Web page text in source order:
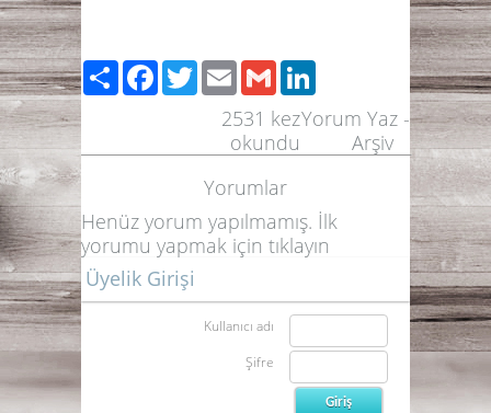
ShareFacebook
TwitterEmailGmail
Yorum Yaz -
Arşiv
2531 kez
okundu
Yorumlar
Henüz yorum yapılmamış. İlk
yorumu yapmak için tıklayın
Üyelik Girişi
Kullanıcı adı
Şifre